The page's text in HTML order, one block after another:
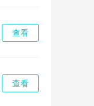
查看
查看